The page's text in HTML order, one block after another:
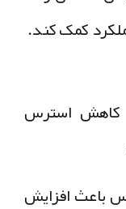
کمک کند.
استرس
افزایش